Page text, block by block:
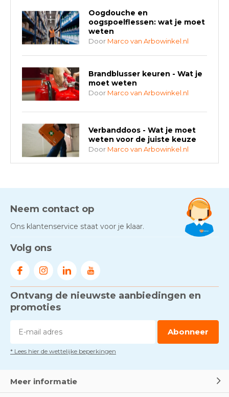
Oogdouche en
oogspoelflessen: wat je moet
weten
Door Marco van Arbowinkel.nl
Brandblusser keuren - Wat je
moet weten
Door Marco van Arbowinkel.nl
Verbanddoos - Wat je moet
weten voor de juiste keuze
Door Marco van Arbowinkel.nl
AED-apparaten - Welke past
Door Marco van Arbowinkel.nl
Door
Voorkom brand met
rookmelders, hittemelders en
DoorMarco van Arbowinkel.nl
Dag van de BHV - Als elke
Neem contact op
Ons klantenservice staat voor je klaar.
Volg ons
Ontvang de nieuwste aanbiedingen en
promoties
Abonneer
* Lees hier de wettelijke beperkingen
Meer informatie